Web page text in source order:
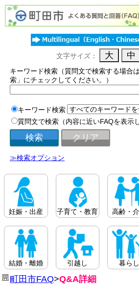
文字サイズ：
キーワード検索（質問文で検索する場合
索」にチェックしてください。）
キーワード検索
質問文で検索（内容に近いFAQを表示
≫検索オプション
妊娠・出産 子育て・教育 高齢・
結婚・離婚 引越し 暮らし
町田市FAQ>Q&A詳細